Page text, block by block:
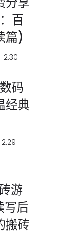
百
篇)
码
经典
游
写后
搬砖